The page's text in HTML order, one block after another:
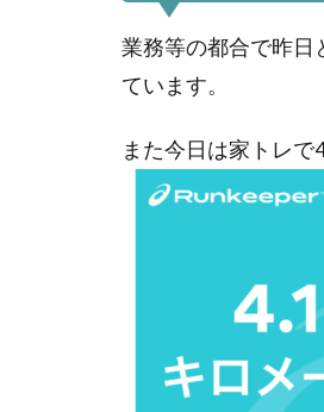
業務等の都合で昨日
ています。
また今日は家トレで